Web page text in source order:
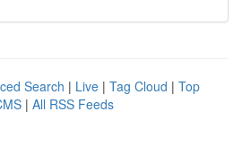
Search | Live | Tag Cloud | Top
| All RSS Feeds